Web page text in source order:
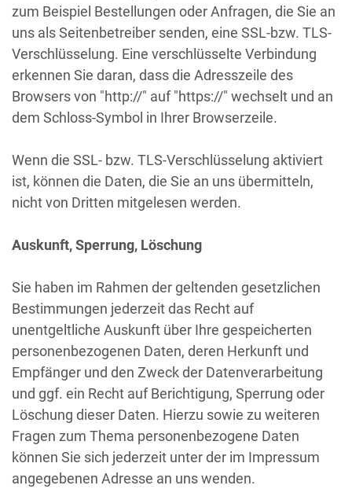
zum Beispiel Bestellungen oder Anfragen, die Sie an
uns als Seitenbetreiber senden, eine SSL-bzw. TLS-
Verschlüsselung. Eine verschlüsselte Verbindung
erkennen Sie daran, dass die Adresszeile des
Browsers von "http://" auf "https://" wechselt und an
dem Schloss-Symbol in Ihrer Browserzeile.
Wenn die SSL- bzw. TLS-Verschlüsselung aktiviert
ist, können die Daten, die Sie an uns übermitteln,
nicht von Dritten mitgelesen werden.
Auskunft, Sperrung, Löschung
Sie haben im Rahmen der geltenden gesetzlichen
Bestimmungen jederzeit das Recht auf
unentgeltliche Auskunft über Ihre gespeicherten
personenbezogenen Daten, deren Herkunft und
Empfänger und den Zweck der Datenverarbeitung
und ggf. ein Recht auf Berichtigung, Sperrung oder
Löschung dieser Daten. Hierzu sowie zu weiteren
Fragen zum Thema personenbezogene Daten
können Sie sich jederzeit unter der im Impressum
angegebenen Adresse an uns wenden.